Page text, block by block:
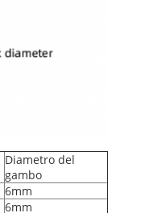
Diametro del
gambo
6mm
6mm